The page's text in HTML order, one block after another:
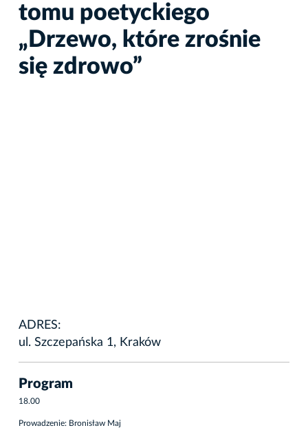
tomu poetyckiego
„Drzewo, które zrośnie
się zdrowo”
ADRES:
ul. Szczepańska 1, Kraków
Program
18.00
Prowadzenie: Bronisław Maj